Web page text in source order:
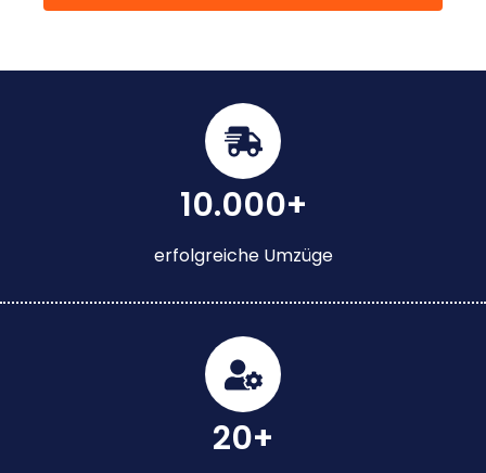
10.000+
erfolgreiche Umzüge
20+